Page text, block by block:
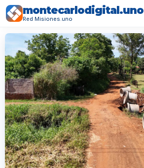
montecarlodigital.uno
Red Misiones.uno